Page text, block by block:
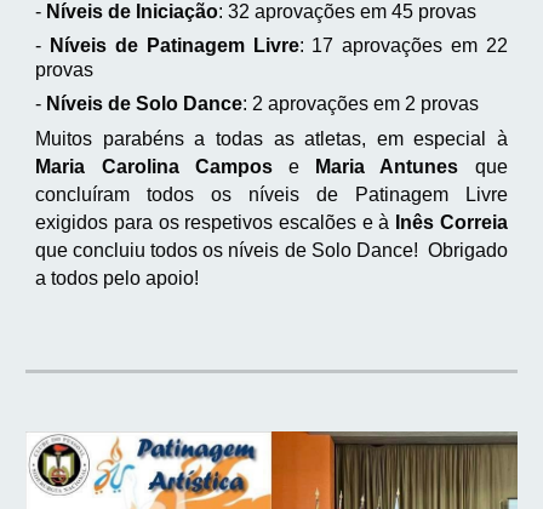
- Níveis de Iniciação: 32 aprovações em 45 provas
- Níveis de Patinagem Livre: 17 aprovações em 22
provas
- Níveis de Solo Dance: 2 aprovações em 2 provas
Muitos parabéns a todas as atletas, em especial à
Maria Carolina Campose Maria Antunes que
concluíram todos os níveis de Patinagem Livre
exigidos para os respetivos escalões e à
Inês Correia
que concluiu todos os níveis de Solo Dance! Obrigado
a todos pelo apoio!